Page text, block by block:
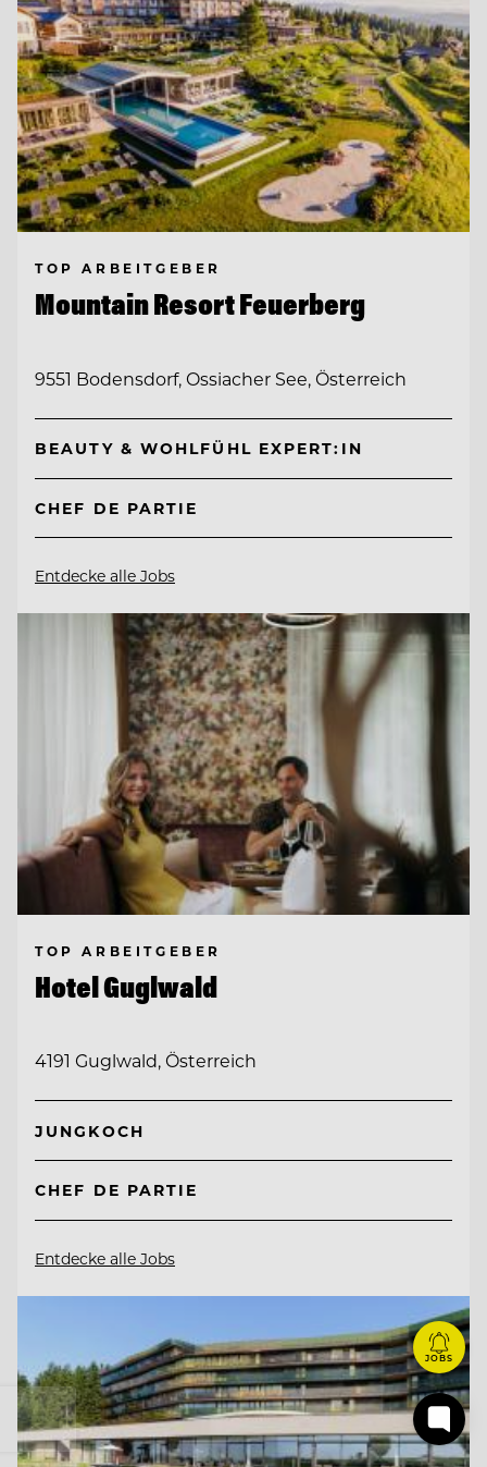
TOP ARBEITGEBER
Mountain Resort Feuerberg
9551 Bodensdorf, Ossiacher See, Österreich
BEAUTY & WOHLFÜHL EXPERT:IN
CHEF DE PARTIE
Entdecke alle Jobs
TOP ARBEITGEBER
Hotel Guglwald
4191 Guglwald, Österreich
JUNGKOCH
CHEF DE PARTIE
Entdecke alle Jobs
JOBS